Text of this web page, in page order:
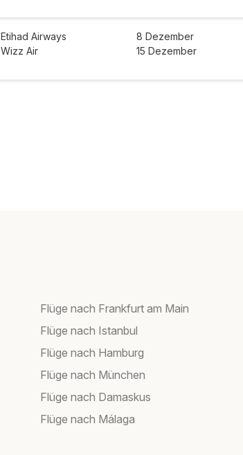
Etihad Airways
Wizz Air
8 Dezember
15 Dezember
Flüge nach Frankfurt am Main
Flüge nach Istanbul
Flüge nach Hamburg
Flüge nach München
Flüge nach Damaskus
Flüge nach Málaga